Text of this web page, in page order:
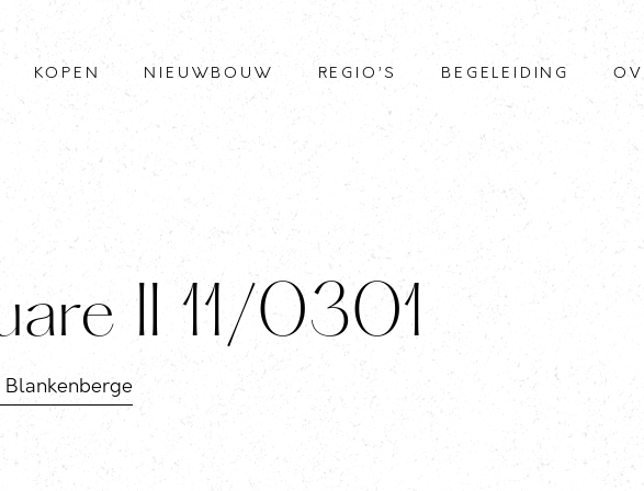
KOPEN NIEUWBOUW REGIO’S BEGELEIDING
II 11/0301
Blankenberge